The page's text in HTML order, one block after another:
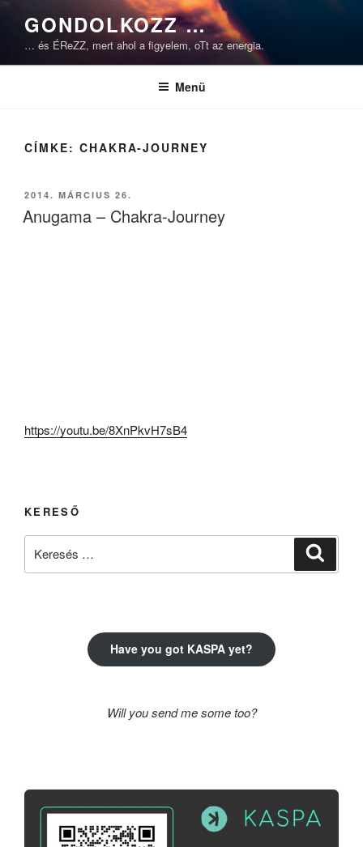
Tartalomhoz
GONDOLKOZZ …
… és ÉReZZ, mert ahol a figyelem, oTt az energia.
Menü
CÍMKE: CHAKRA-JOURNEY
BEKÜLDVE:
2014. MÁRCIUS 26.
Anugama – Chakra-Journey
https://youtu.be/8XnPkvH7sB4
KERESŐ
Have you got KASPA yet?
Will you send me some too?